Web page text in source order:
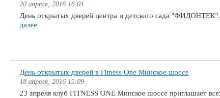
20 апреля, 2016 16:01
День открытых дверей центра и детского сада
далее
День открытых дверей в Fitness One Минское шоссе
18 апреля, 2016 15:09
23 апреля клуб FITNESS ONE Минское шоссе приглашает